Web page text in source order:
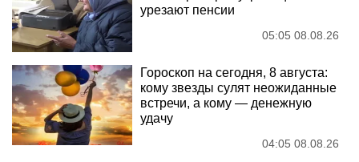
урезают пенсии
05:05 08.08.26
Гороскоп на сегодня, 8 августа:
кому звезды сулят неожиданные
встречи, а кому — денежную
удачу
04:05 08.08.26